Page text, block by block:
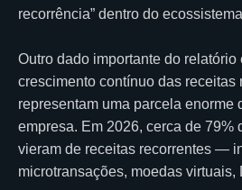
recorrência” dentro do
Outro dado importante do relatório
crescimento contínuo das receitas
representam uma parcela enorme
empresa. Em 2026, cerca de 79%
vieram de receitas recorrentes —
microtransações, moedas virtuais,